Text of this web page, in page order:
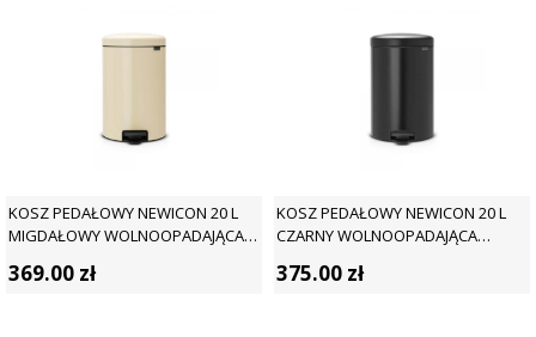
KOSZ PEDAŁOWY NEWICON 20 L
MIGDAŁOWY WOLNOOPADAJĄCA
369.00 zł
KOSZ PEDAŁOWY NEWICON 20 L
CZARNY WOLNOOPADAJĄCA
375.00 zł